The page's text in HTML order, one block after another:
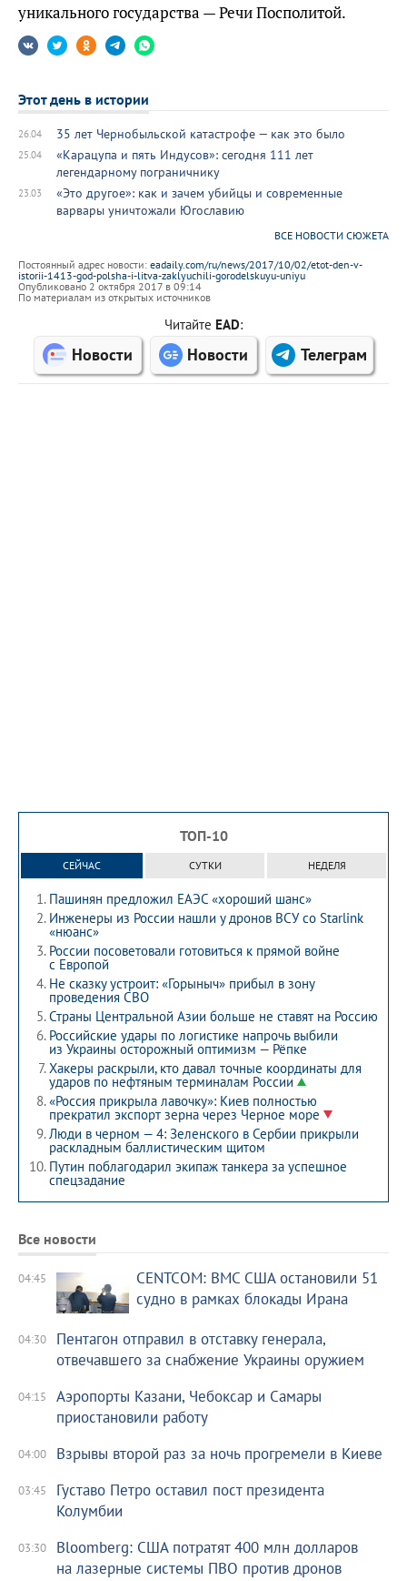
уникального государства — Речи Посполитой.
Этот день в истории
26.04 35 лет Чернобыльской катастрофе — как это было
25.04
«Карацупа и пять Индусов»: сегодня 111 лет
легендарному пограничнику
23.03
«Это другое»: как и зачем убийцы и современные
варвары уничтожали Югославию
ВСЕ НОВОСТИ СЮЖЕТА
Постоянный адрес новости: eadaily.com/ru/news/2017/10/02/etot-den-v-
istorii-1413-god-polsha-i-litva-zaklyuchili-gorodelskuyu-uniyu
Опубликовано 2 октября 2017 в 09:14
По материалам из открытых источников
Читайте EAD:
Новости Новости Телеграм
ТОП-10
СЕЙЧАС СУТКИ НЕДЕЛЯ
Пашинян предложил ЕАЭС «хороший шанс»
Инженеры из России нашли у дронов ВСУ со Starlink
«нюанс»
России посоветовали готовиться к прямой войне
с Европой
Не сказку устроит: «Горыныч» прибыл в зону
проведения СВО
Страны Центральной Азии больше не ставят на Россию
Российские удары по логистике напрочь выбили
из Украины осторожный оптимизм — Рёпке
Хакеры раскрыли, кто давал точные координаты для
ударов по нефтяным терминалам России
«Россия прикрыла лавочку»: Киев полностью
прекратил экспорт зерна через Черное море
Люди в черном — 4: Зеленского в Сербии прикрыли
раскладным баллистическим щитом
Путин поблагодарил экипаж танкера за успешное
спецзадание
Все новости
04:45
CENTCOM: ВМС США остановили 51
судно в рамках блокады Ирана
04:30
Пентагон отправил в отставку генерала,
отвечавшего за снабжение Украины оружием
04:15
Аэропорты Казани, Чебоксар и Самары
приостановили работу
04:00 Взрывы второй раз за ночь прогремели в Киеве
03:45
Густаво Петро оставил пост президента
Колумбии
03:30
Bloomberg: США потратят 400 млн долларов
на лазерные системы ПВО против дронов